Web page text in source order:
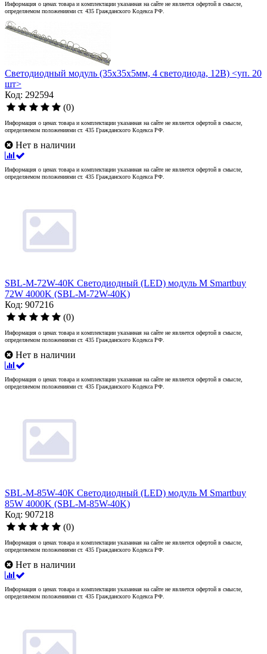
Информация о ценах товара и комплектации указанная на сайте не является офертой в смысле,
определяемом положениями ст. 435 Гражданского Кодекса РФ.
Светодиодный модуль (35x35x5мм, 4 светодиода, 12В) <уп. 20
шт>
Код: 292594
(0)
Информация о ценах товара и комплектации указанная на сайте не является офертой в смысле,
определяемом положениями ст. 435 Гражданского Кодекса РФ.
Нет в наличии
Информация о ценах товара и комплектации указанная на сайте не является офертой в смысле,
определяемом положениями ст. 435 Гражданского Кодекса РФ.
SBL-M-72W-40K Светодиодный (LED) модуль M Smartbuy
72W 4000K (SBL-M-72W-40K)
Код: 907216
(0)
Информация о ценах товара и комплектации указанная на сайте не является офертой в смысле,
определяемом положениями ст. 435 Гражданского Кодекса РФ.
Нет в наличии
Информация о ценах товара и комплектации указанная на сайте не является офертой в смысле,
определяемом положениями ст. 435 Гражданского Кодекса РФ.
SBL-M-85W-40K Светодиодный (LED) модуль M Smartbuy
85W 4000K (SBL-M-85W-40K)
Код: 907218
(0)
Информация о ценах товара и комплектации указанная на сайте не является офертой в смысле,
определяемом положениями ст. 435 Гражданского Кодекса РФ.
Нет в наличии
Информация о ценах товара и комплектации указанная на сайте не является офертой в смысле,
определяемом положениями ст. 435 Гражданского Кодекса РФ.